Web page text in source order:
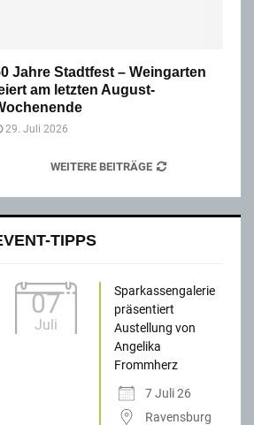
Jahre Stadtfest – Weingarten
am letzten August-
29. Juli 2026
WEITERE BEITRÄGE
TIPPS
07
Juli
Sparkassengalerie
präsentiert
Austellung von
Angelika
Frommherz
7 Juli 26
Ravensburg